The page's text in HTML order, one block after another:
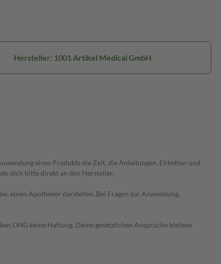
Hersteller: 1001 Artikel Medical GmbH
eines Produkts die Zeit, die Anleitungen, Etiketten und
dich bitte direkt an den Hersteller.
einen Apotheker darstellen. Bei Fragen zur Anwendung,
OHG keine Haftung. Deine gesetzlichen Ansprüche bleiben